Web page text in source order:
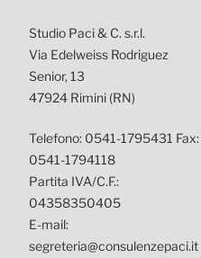
Studio Paci & C. s.r.l.
Via Edelweiss Rodriguez
Senior, 13
47924 Rimini (RN)
Telefono: 0541-1795431 Fax:
0541-1794118
Partita IVA/C.F.:
04358350405
E-mail:
segreteria@consulenzepaci.it